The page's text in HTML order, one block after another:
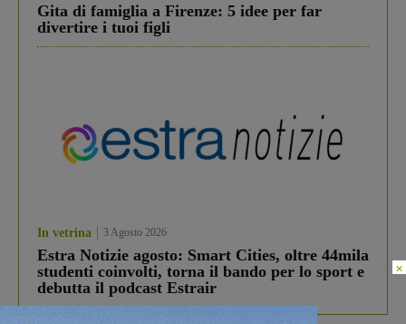
Gita di famiglia a Firenze: 5 idee per far
divertire i tuoi figli
In vetrina 3 Agosto 2026
Estra Notizie agosto: Smart Cities, oltre 44mila
studenti coinvolti, torna il bando per lo sport e
debutta il podcast Estrair
×